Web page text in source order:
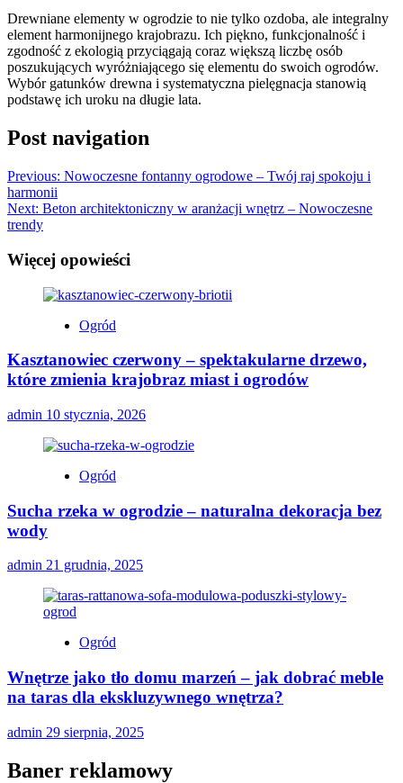
Drewniane elementy w ogrodzie to nie tylko ozdoba, ale integralny
element harmonijnego krajobrazu. Ich piękno, funkcjonalność i
zgodność z ekologią przyciągają coraz większą liczbę osób
poszukujących wyróżniającego się elementu do swoich ogrodów.
Wybór gatunków drewna i systematyczna pielęgnacja stanowią
podstawę ich uroku na długie lata.
Post navigation
Previous: Nowoczesne fontanny ogrodowe – Twój raj spokoju i
harmonii
Next: Beton architektoniczny w aranżacji wnętrz – Nowoczesne
trendy
Więcej opowieści
Ogród
Kasztanowiec czerwony – spektakularne drzewo,
które zmienia krajobraz miast i ogrodów
admin 10 stycznia, 2026
Ogród
Sucha rzeka w ogrodzie – naturalna dekoracja bez
wody
admin 21 grudnia, 2025
Ogród
Wnętrze jako tło domu marzeń – jak dobrać meble
na taras dla ekskluzywnego wnętrza?
admin 29 sierpnia, 2025
Baner reklamowy